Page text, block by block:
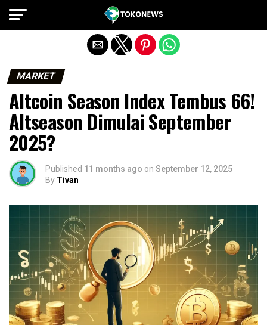
MARKET
Altcoin Season Index Tembus 66!
Altseason Dimulai September
2025?
Published 11 months ago on September 12, 2025
By Tivan
Exit mobile version